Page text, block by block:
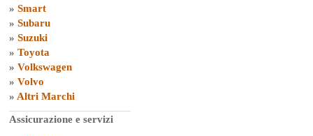
» Smart
» Subaru
» Suzuki
» Toyota
» Volkswagen
» Volvo
» Altri Marchi
Assicurazione e servizi